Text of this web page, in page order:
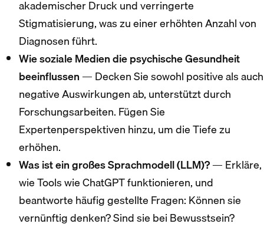
akademischer Druck und verringerte
Stigmatisierung, was zu einer erhöhten Anzahl von
Diagnosen führt.
Wie soziale Medien die psychische Gesundheit
beeinflussen — Decken Sie sowohl positive als auch
negative Auswirkungen ab, unterstützt durch
Forschungsarbeiten. Fügen Sie
Expertenperspektiven hinzu, um die Tiefe zu
erhöhen.
Was ist ein großes Sprachmodell (LLM)?— Erkläre,
wie Tools wie ChatGPT funktionieren, und
beantworte häufig gestellte Fragen: Können sie
vernünftig denken? Sind sie bei Bewusstsein?